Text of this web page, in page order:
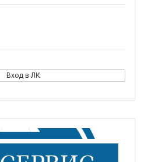
Вход в ЛК